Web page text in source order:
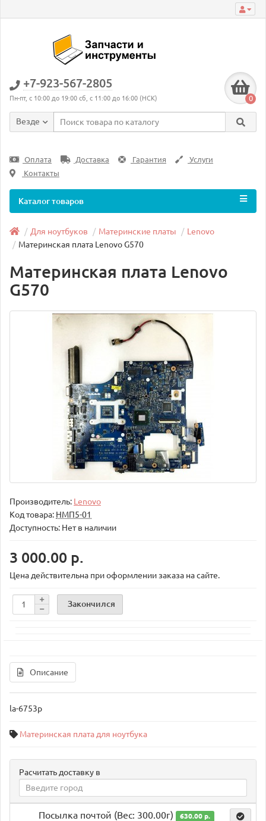
+7-923-567-2805
Пн-пт, с 10:00 до 19:00 сб, с 11:00 до 16:00 (НСК) 0
Везде
Оплата Доставка Гарантия
Услуги
Контакты
Каталог товаров
Для ноутбуков Материнские платы
Lenovo
Материнская плата Lenovo G570
Материнская плата Lenovo
G570
Производитель: Lenovo
Код товара: НМП5-01
Доступность: Нет в наличии
3 000.00 р.
Цена действительна при оформлении заказа на сайте.
Закончился
Описание
la-6753p
Материнская плата для ноутбука
Расчитать доставку в
Посылка почтой (Вес: 300.00г) 630.00 р.